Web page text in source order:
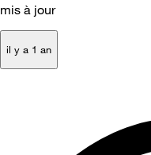
mis à jour
il y a 1 an